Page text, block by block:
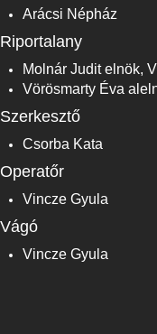
Arácsi Népház
Riportalany
Molnár Judit elnök,
Vörösmarty Éva
Szerkesztő
Csorba Kata
Operatőr
Vincze Gyula
Vágó
Vincze Gyula